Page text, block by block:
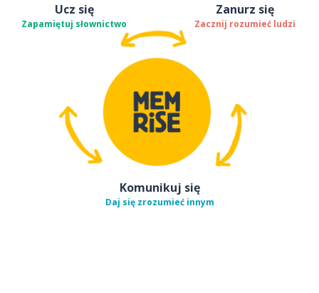
Ucz się
Zapamiętuj słownictwo
Zanurz się
Zacznij rozumieć ludzi
Komunikuj się
Daj się zrozumieć innym